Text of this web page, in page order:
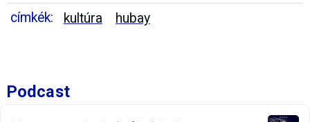
címkék: kultúra hubay
Podcast